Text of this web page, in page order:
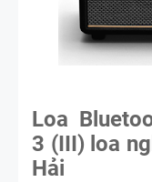
Loa
3 (III) loa
Hải